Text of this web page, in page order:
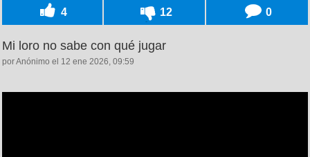
4 12 0
Mi loro no sabe con qué jugar
por Anónimo el 12 ene 2026, 09:59